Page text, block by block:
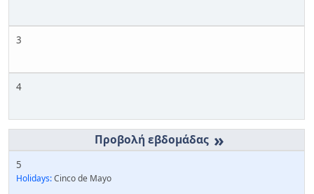
3
4
»
5
Holidays:Cinco de Mayo